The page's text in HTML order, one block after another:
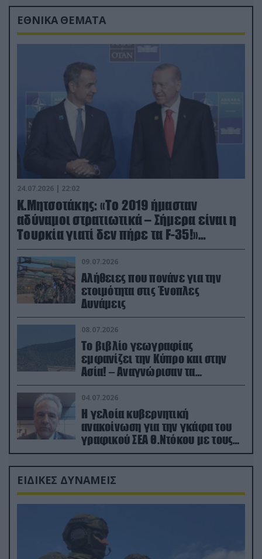
ΕΘΝΙΚΑ ΘΕΜΑΤΑ
24.07.2026 | 22:02
Κ.Μητσοτάκης: «Το 2019 ήμασταν
αδύναμοι στρατιωτικά – Σήμερα είναι η
Τουρκία γιατί δεν πήρε τα F-35!»
(βίντεο)
09.07.2026
Αλήθειες που πονάνε για την
ετοιμότητα στις Ένοπλες
Δυνάμεις
08.07.2026
Το βιβλίο γεωγραφίας
εμφανίζει την Κύπρο και στην
Ασία! – Αναγνώρισαν τα
κατεχόμενα; (φωτο)
04.07.2026
Η γελοία κυβερνητική
ανακοίνωση για την γκάφα του
γραφικού ΣΕΑ Θ.Ντόκου με τους
Ρώσους φαρσέρ
ΕΙΔΙΚΕΣ ΔΥΝΑΜΕΙΣ